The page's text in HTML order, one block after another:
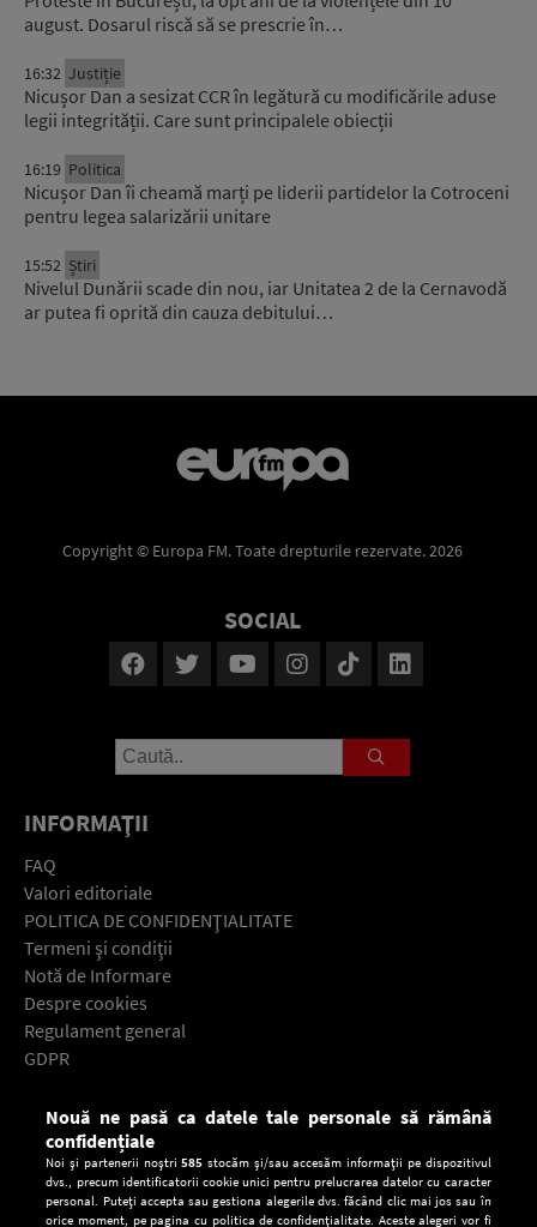
august. Dosarul riscă să se prescrie în…
16:32 Justiție
Nicușor Dan a sesizat CCR în legătură cu modificările aduse
legii integrității. Care sunt principalele obiecții
16:19 Politica
Nicușor Dan îi cheamă marți pe liderii partidelor la Cotroceni
pentru legea salarizării unitare
15:52 Știri
Nivelul Dunării scade din nou, iar Unitatea 2 de la Cernavodă
ar putea fi oprită din cauza debitului…
Copyright © Europa FM. Toate drepturile rezervate. 2026
SOCIAL
INFORMAŢII
FAQ
Valori editoriale
POLITICA DE CONFIDENŢIALITATE
Termeni şi condiţii
Notă de Informare
Despre cookies
Regulament general
GDPR
Descarcă gratuit aplicaţia Europa FM pentru smartphone:
Nouă ne pasă ca datele tale personale să rămână
confidențiale
Noi și partenerii noștri585 stocăm și/sau accesăm informații pe dispozitivul
dvs., precum identificatorii cookie unici pentru prelucrarea datelor cu caracter
personal. Puteți accepta sau gestiona alegerile dvs. făcând clic mai jos sau în
orice moment, pe pagina cu politica de confidențialitate. Aceste alegeri vor fi